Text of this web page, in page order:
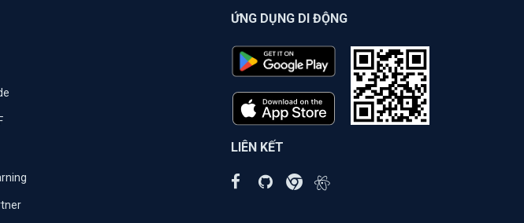
ỨNG DỤNG DI ĐỘNG
LIÊN KẾT